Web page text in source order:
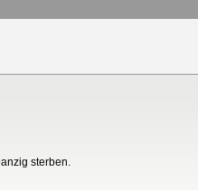
sterben.